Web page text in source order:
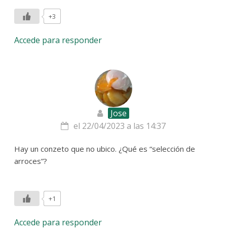
+3
Accede para responder
Jose
el 22/04/2023 a las 14:37
Hay un conzeto que no ubico. ¿Qué es “selección de
arroces”?
+1
Accede para responder